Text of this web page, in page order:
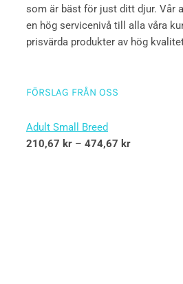
som är bäst för just ditt djur. Vår
en hög servicenivå till alla våra
prisvärda produkter av hög
FÖRSLAG FRÅN OSS
Adult Small Breed
210,67 kr – 474,67 kr